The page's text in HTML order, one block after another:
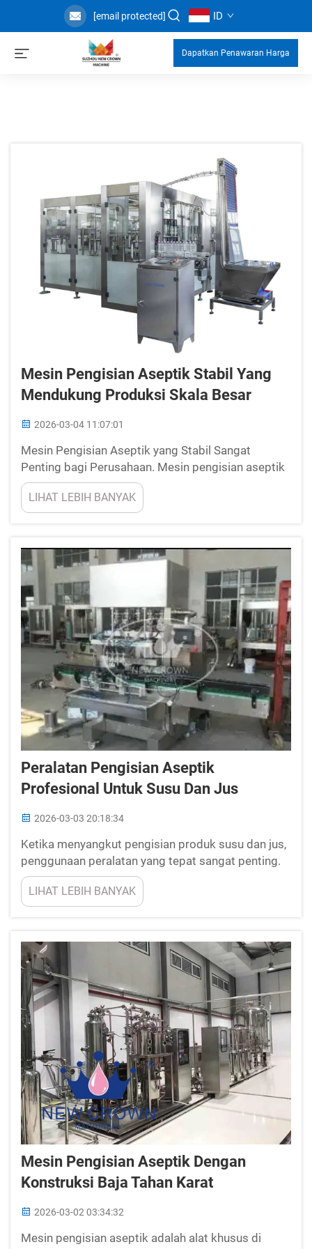
[email protected] ID
Dapatkan Penawaran Harga
Mesin Pengisian Aseptik Stabil Yang
Mendukung Produksi Skala Besar
2026-03-04 11:07:01
Mesin Pengisian Aseptik yang Stabil Sangat
Penting bagi Perusahaan. Mesin pengisian aseptik
yang stabil sangat krusial bagi perusahaan yang
membutuhkan pengisian produk secara higienis.
Mesin-mesin ini menjaga segalanya tetap aman
minum...
LIHAT LEBIH BANYAK
Peralatan Pengisian Aseptik
Profesional Untuk Susu Dan Jus
2026-03-03 20:18:34
Ketika menyangkut pengisian produk susu dan jus,
penggunaan peralatan yang tepat sangat penting.
Di sinilah New Crown hadir. Kami memproduksi
mesin pengisi aseptik profesional yang membantu
menjaga kesegaran dan keamanan minuman.
LIHAT LEBIH BANYAK
Mesin Pengisian Aseptik Dengan
Konstruksi Baja Tahan Karat
2026-03-02 03:34:32
Mesin pengisian aseptik adalah alat khusus di